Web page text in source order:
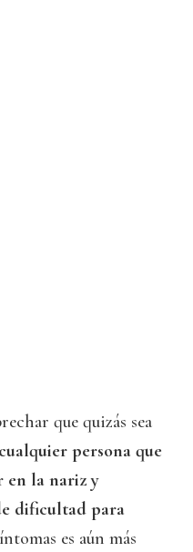
que quizás sea
cualquier persona que
en la nariz y
dificultad para
es aún más